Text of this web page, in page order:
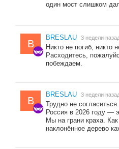
один мост слишком
B
BRESLAU 3 недели
Никто не погиб, никто
Расходитесь,
побеждаем.
B
BRESLAU 3 недели
Трудно не
Россия в 2026 году —
Мы на грани краха. Как
наклонённое дерево